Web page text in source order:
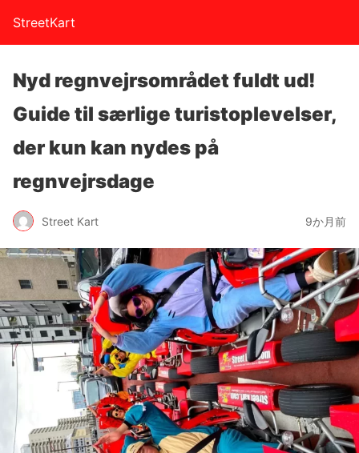
StreetKart
Nyd regnvejrsområdet fuldt ud!
Guide til særlige turistoplevelser,
der kun kan nydes på
regnvejrsdage
Street Kart 9か月前